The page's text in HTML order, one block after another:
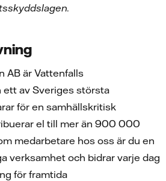
AB är Vattenfalls
av Sveriges största
för en samhällskritisk
el till mer än 900 000
medarbetare hos oss är du en
verksamhet och bidrar varje dag
för framtida